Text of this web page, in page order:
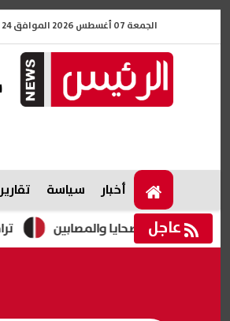
الجمعة 07 أغسطس 2026 الموافق 24 صفر 1448
أخبار سياسة تقارير
عاجل ترامب: لأسر الضحايا والمصابين